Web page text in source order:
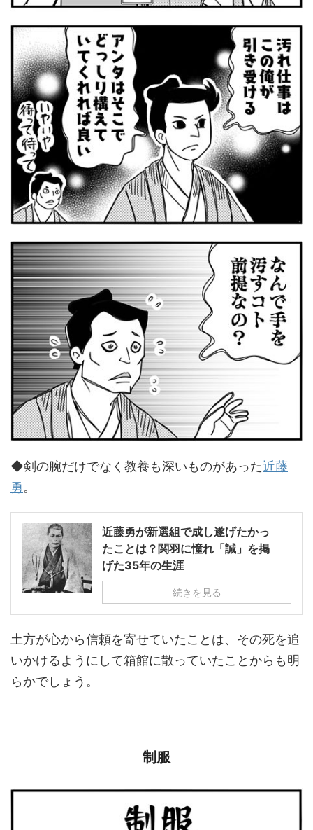
◆剣の腕だけでなく教養も深いものがあった近藤
勇。
近藤勇が新選組で成し遂げたかっ
たことは？関羽に憧れ「誠」を掲
げた35年の生涯
続きを見る
土方が心から信頼を寄せていたことは、その死を追
いかけるようにして箱館に散っていたことからも明
らかでしょう。
制服